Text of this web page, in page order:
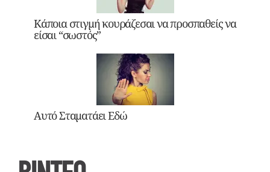
Κάποια στιγμή κουράζεσαι να προσπαθείς να
είσαι “σωστός”
Αυτό Σταματάει Εδώ